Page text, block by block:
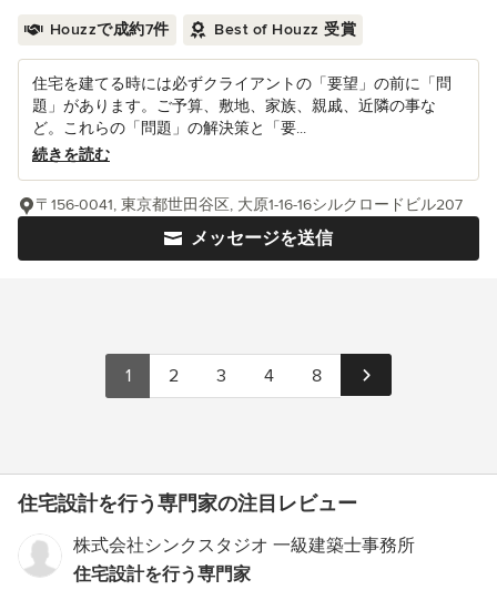
Houzzで成約7件 Best of Houzz 受賞
住宅を建てる時には必ずクライアントの「要望」の前に「問
題」があります。ご予算、敷地、家族、親戚、近隣の事な
ど。これらの「問題」の解決策と「要...
続きを読む
メッセージを送信
〒156-0041, 東京都世田谷区, 大原1-16-16シルクロードビル207
1 2 3 4 8
住宅設計を行う専門家の注目レビュー
株式会社シンクスタジオ 一級建築士事務所
住宅設計を行う専門家